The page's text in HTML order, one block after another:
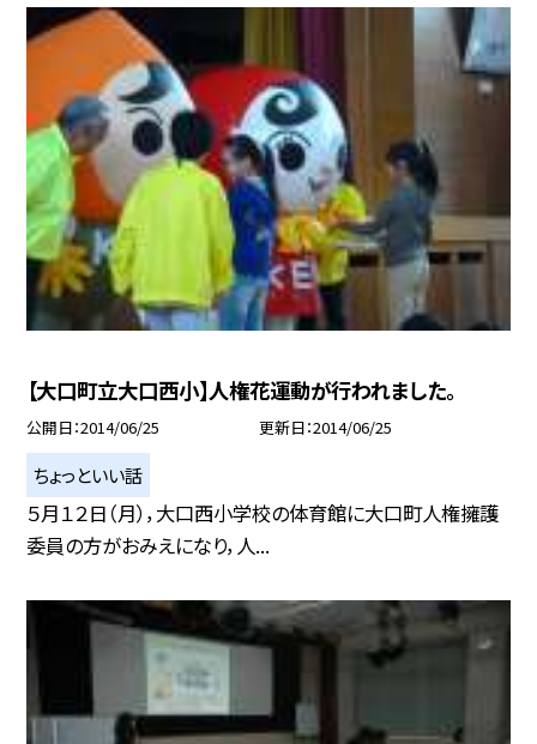
【大口町立大口西小】人権花運動が行われました。
公開日 2014/06/25 更新日 2014/06/25
ちょっといい話
５月１２日（月），大口西小学校の体育館に大口町人権擁護
委員の方がおみえになり，人...